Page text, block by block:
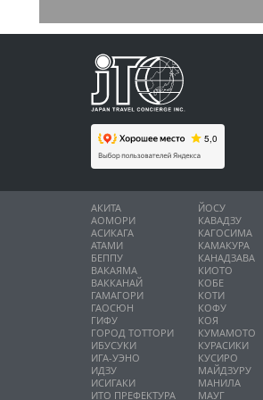
АКИТА
АОМОРИ
АСИКАГА
АТАМИ
БЕППУ
ВАКАЯМА
ВАККАНАЙ
ГАМАГОРИ
ГАОСЮН
ГИФУ
ГОРОД ТОТТОРИ
ИБУСУКИ
ИГА-УЭНО
ИДЗУ
ИСИГАКИ
ИТО ПРЕФЕКТУРА
ЙОСУ
КАВАДЗУ
КАГОСИМА
КАМАКУРА
КАНАДЗАВА
КИОТО
КОБЕ
КОТИ
КОФУ
КОЯ
КУМАМОТО
КУРАСИКИ
КУСИРО
МАЙДЗУРУ
МАНИЛА
МАУГ